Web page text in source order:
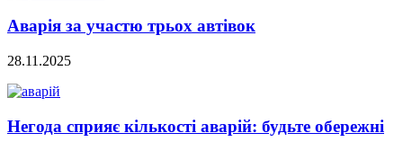
Аварія за участю трьох автівок
28.11.2025
Негода сприяє кількості аварій: будьте обережні